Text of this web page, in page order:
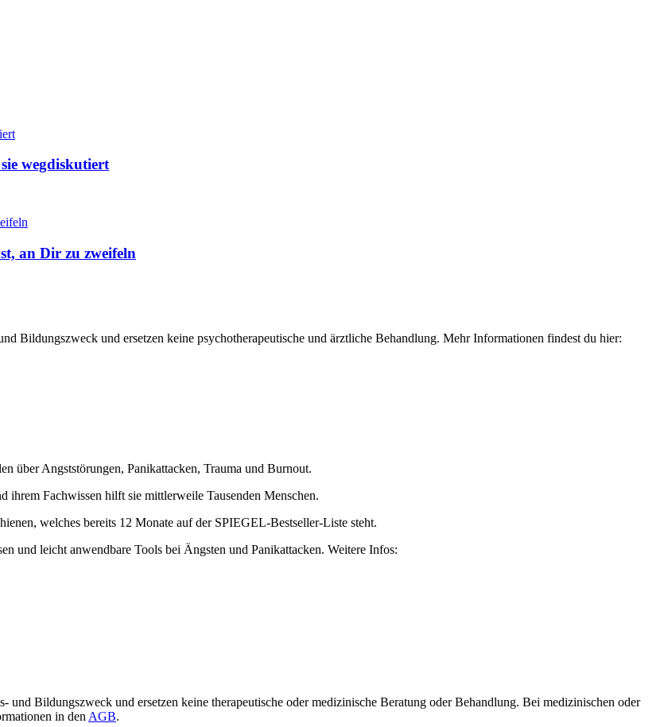
wegdiskutiert
an Dir zu zweifeln
Bildungszweck und ersetzen keine psychotherapeutische und ärztliche Behandlung. Mehr Informationen findest du hier:
über Angststörungen, Panikattacken, Trauma und Burnout.
Fachwissen hilft sie mittlerweile Tausenden Menschen.
welches bereits 12 Monate auf der SPIEGEL-Bestseller-Liste steht.
und leicht anwendbare Tools bei Ängsten und Panikattacken. Weitere Infos:
und Bildungszweck und ersetzen keine therapeutische oder medizinische Beratung oder Behandlung. Bei medizinischen oder
in den AGB.